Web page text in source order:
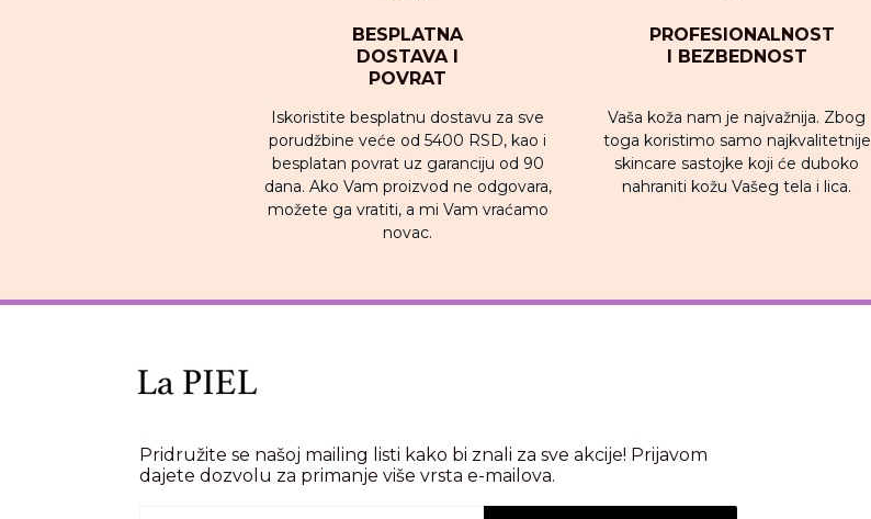
BESPLATNA
DOSTAVA I
POVRAT
Iskoristite besplatnu dostavu za sve
porudžbine veće od 5400 RSD, kao i
besplatan povrat uz garanciju od 90
dana. Ako Vam proizvod ne odgovara,
možete ga vratiti, a mi Vam vraćamo
novac.
PROFESIONALNOST
I BEZBEDNOST
Vaša koža nam je najvažnija. Zbog
toga koristimo samo najkvalitetnije
skincare sastojke koji će duboko
nahraniti kožu Vašeg tela i lica.
Pridružite se našoj mailing listi kako bi znali za sve akcije! Prijavom
dajete dozvolu za primanje više vrsta e-mailova.